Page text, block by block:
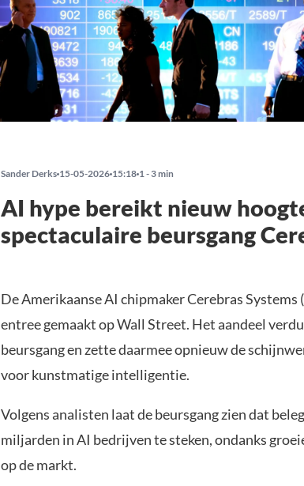
Sander Derks 15-05-2026 15:18 1 - 3 min
AI hype bereikt nieuw
spectaculaire beursgang
De Amerikaanse AI chipmaker Cerebras
entree gemaakt op Wall Street. Het aandeel
beursgang en zette daarmee opnieuw de
voor kunstmatige intelligentie.
Volgens analisten laat de beursgang zien dat
miljarden in AI bedrijven te steken, ondanks
op de markt.